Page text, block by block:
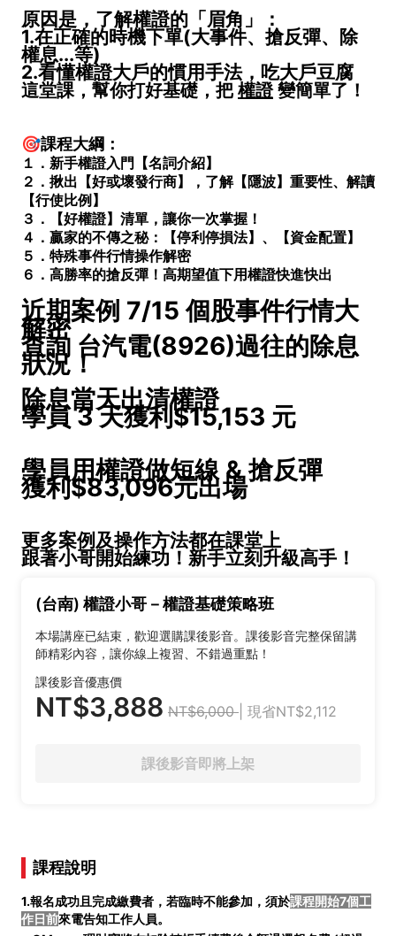
原因是，了解權證的「眉角」：
1.在正確的時機下單(大事件、搶反彈、除
權息...等)
2.看懂權證大戶的慣用手法，吃大戶豆腐
這堂課，幫你打好基礎，把 權證變簡單了！
🎯課程大綱：
１．新手權證入門【名詞介紹】
２．揪出【好或壞發行商】，了解【隱波】重要性、解讀
【行使比例】
３．【好權證】清單，讓你一次掌握！
４．贏家的不傳之秘：【停利停損法】、【資金配置】
５．特殊事件行情操作解密
６．高勝率的搶反彈！高期望值下用權證快進快出
近期案例 7/15 個股事件行情大
解密
查詢 台汽電(8926)過往的除息
狀況！
除息當天出清權證
學員 3 天獲利$15,153 元
學員用權證做短線 & 搶反彈
獲利$83,096元出場
更多案例及操作方法都在課堂上
跟著小哥開始練功！新手立刻升級高手！
(台南) 權證小哥－權證基礎策略班
本場講座已結束，歡迎選購課後影音。課後影音完整保留講
師精彩內容，讓你線上複習、不錯過重點！
課後影音優惠價
NT$3,888 NT$6,000 | 現省NT$2,112
課後影音即將上架
課程說明
1.報名成功且完成繳費者，若臨時不能參加，須於課程開始7個工
作日前來電告知工作人員。